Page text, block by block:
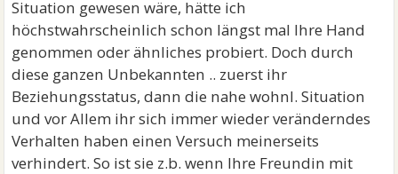
Situation gewesen wäre, hätte ich
höchstwahrscheinlich schon längst mal Ihre Hand
genommen oder ähnliches probiert. Doch durch
diese ganzen Unbekannten .. zuerst ihr
Beziehungsstatus, dann die nahe wohnl. Situation
und vor Allem ihr sich immer wieder veränderndes
Verhalten haben einen Versuch meinerseits
verhindert. So ist sie z.b. wenn Ihre Freundin mit